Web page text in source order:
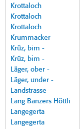
Krottaloch
Krottaloch
Krottaloch
Krummacker
Krüz, bim -
Krüz, bim -
Läger, ober -
Läger, under -
Landstrasse
Lang Banzers Höttli
Langegerta
Langegerta